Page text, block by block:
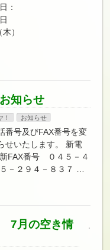
：
）
知らせ
お知らせ
番号及びFAX番号を変
せいたします。 新電
FAX番号 ０４５－４
－２９４－８３７ …
7月の空き情